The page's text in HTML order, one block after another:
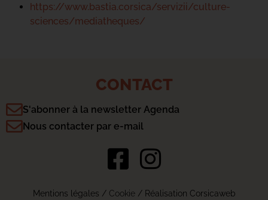
https://www.bastia.corsica/servizii/culture-
sciences/mediatheques/
CONTACT
S'abonner à la newsletter Agenda
Nous contacter par e-mail
Mentions légales / Cookie/ Réalisation Corsicaweb